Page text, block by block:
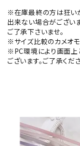
※在庫最終の方は狂い
出来ない場合がございま
ご了承下さいませ。
※サイズ比較のカメオ
※PC環境により画面上
ございます。ご了承くだ